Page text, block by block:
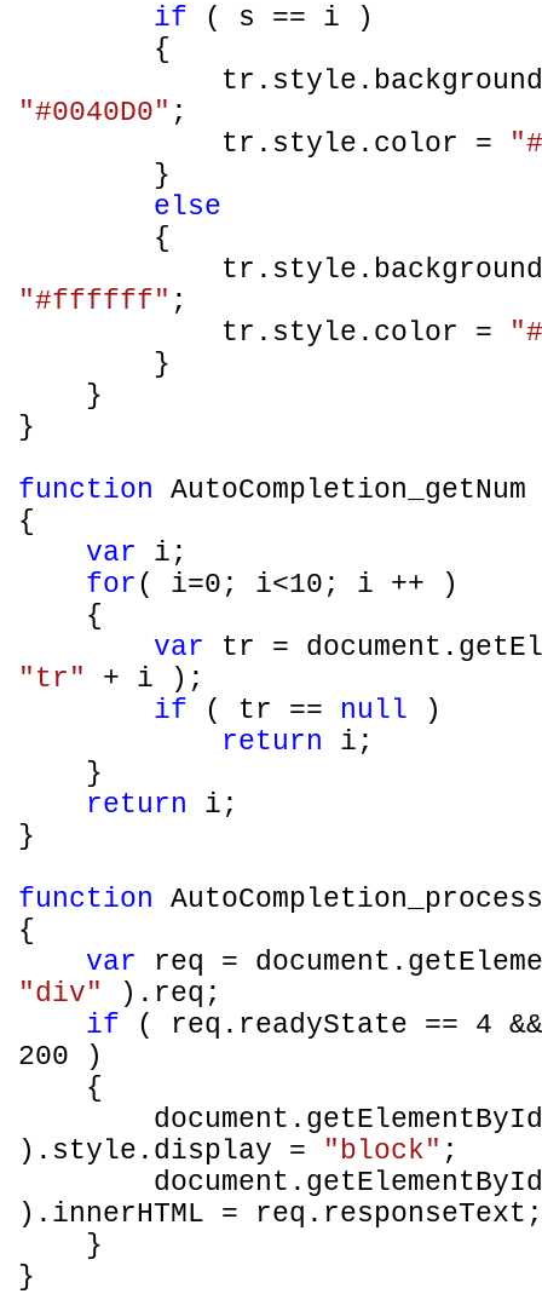
if ( s == i )
{
"#0040D0" ;
tr.style.color =
}
else
{
"#ffffff" ;
tr.style.color =
}
}
}
function
{
var i;
for( i=0; i<10; i ++ )
{
var tr =
"tr"
+ i );
if ( tr == null )
return i;
}
return i;
}
function
{
var req =
"div"
).req;
if ( req.readyState == 4
200 )
{
).style.display =
"block" ;
).innerHTML = req.responseText;
}
}